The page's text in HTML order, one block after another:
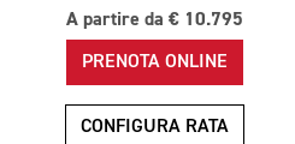
A partire da € 10.795
PRENOTA ONLINE
CONFIGURA RATA